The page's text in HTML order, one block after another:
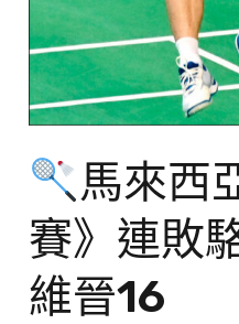
馬來西
賽》連敗
維晉16
佑
王
子
維
晉